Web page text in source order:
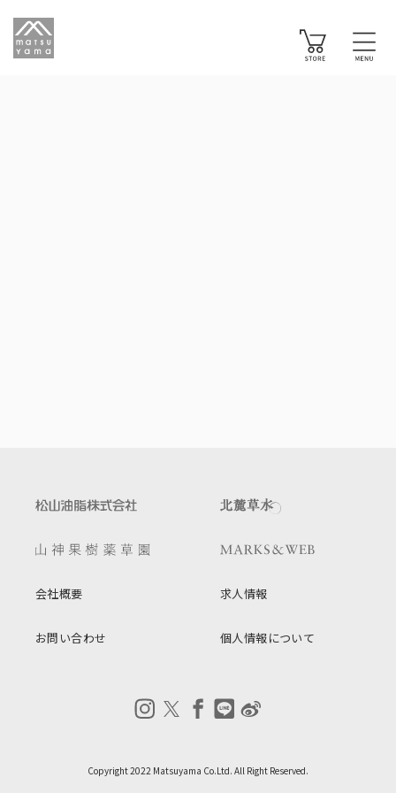
会社概要 求人情報
お問い合わせ 個人情報について
Copyright 2022 Matsuyama Co.Ltd. All Right Reserved.